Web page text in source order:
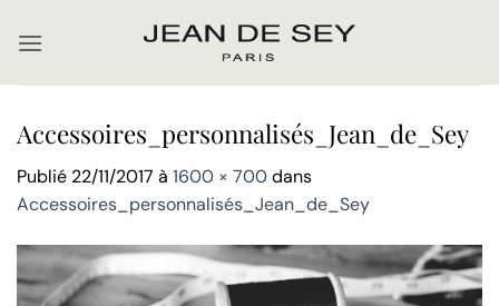
Accessoires_personnalisés_Jean_de_Sey
Publié 22/11/2017 à 1600 × 700dans
Accessoires_personnalisés_Jean_de_Sey